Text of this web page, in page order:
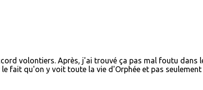
volontiers. Après, j'ai trouvé ça pas mal foutu dans
fait qu'on y voit toute la vie d'Orphée et pas seulement